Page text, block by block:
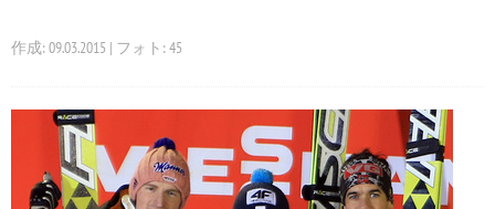
作成: 09.03.2015 | フォト: 45